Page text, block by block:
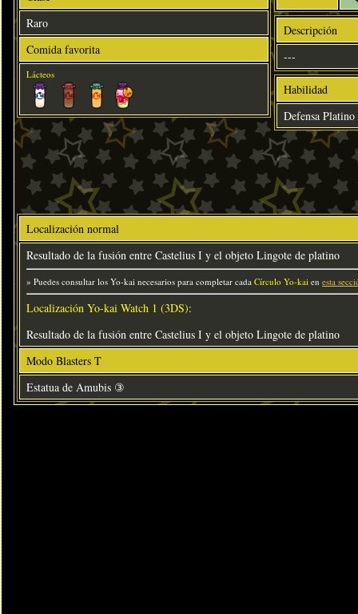
Raro
Comida favorita
Lácteos
Descripción
---
Habilidad
Defensa Platino
Localización normal
Resultado de la fusión entre Castelius I y el objeto Lingote de platino
» Puedes consultar los Yo-kai necesarios para completar cada Círculo Yo-kai en esta
Localización Yo-kai Watch 1 (3DS):
Resultado de la fusión entre Castelius I y el objeto Lingote de platino
Modo Blasters T
Estatua de Amubis ③